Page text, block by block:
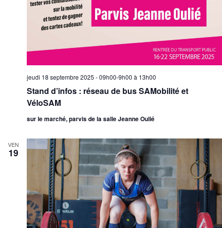
Stand d’infos : réseau de bus SAMobilité et
VéloSAM
jeudi 18 septembre 2025 - 09h00-9h00 à 13h00
sur le marché, parvis de la salle Jeanne Oulié
VEN
19